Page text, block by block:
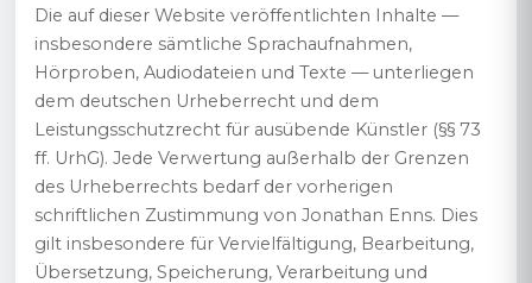
Die auf dieser Website veröffentlichten Inhalte —
insbesondere sämtliche Sprachaufnahmen,
Hörproben, Audiodateien und Texte — unterliegen
dem deutschen Urheberrecht und dem
Leistungsschutzrecht für ausübende Künstler (§§ 73
ff. UrhG). Jede Verwertung außerhalb der Grenzen
des Urheberrechts bedarf der vorherigen
schriftlichen Zustimmung von Jonathan Enns. Dies
gilt insbesondere für Vervielfältigung, Bearbeitung,
Übersetzung, Speicherung, Verarbeitung und